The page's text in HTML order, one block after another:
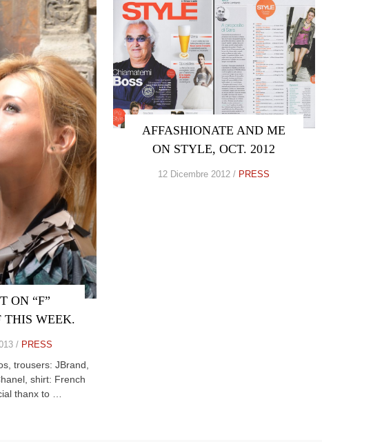
ON “F”
WEEK.
/ PRESS
trousers: JBrand,
shirt: French
thanx to …
AFFASHIONATE AND ME
ON STYLE, OCT. 2012
12 Dicembre 2012 / PRESS